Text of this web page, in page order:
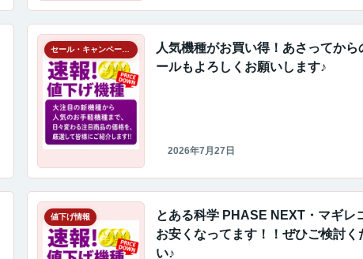
人気機種がお買い得！あさってから
ールもよろしくお願いします♪
2026年7月27日
値下げ情報
とある科学 PHASE NEXT・マギレ
お安くなってます！！ぜひご検討く
い♪